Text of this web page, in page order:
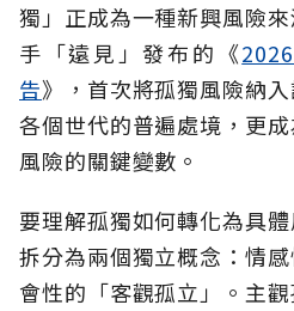
獨」正成為一種新興風險
手「遠見」發布的《
告》，首次將孤獨風險納
各個世代的普遍處境，更
風險的關鍵變數。
要理解孤獨如何轉化為具體
拆分為兩個獨立概念：情
會性的「客觀孤立」。主